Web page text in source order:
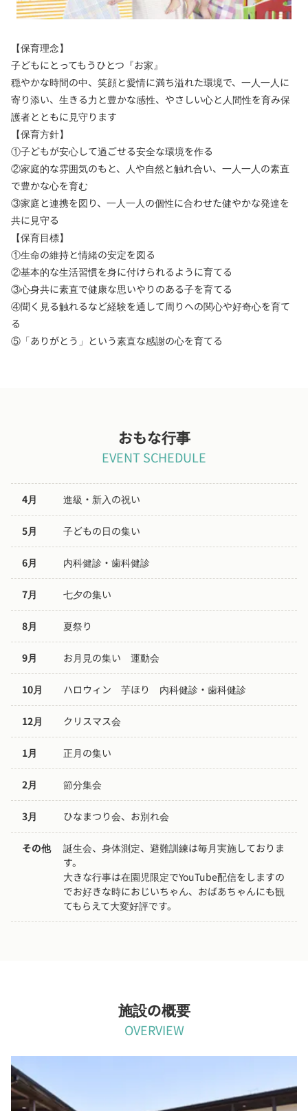
【保育理念】
子どもにとってもうひとつ『お家』
穏やかな時間の中、笑顔と愛情に満ち溢れた環境で、一人一人に
寄り添い、生きる力と豊かな感性、やさしい心と人間性を育み保
護者とともに見守ります
【保育方針】
①子どもが安心して過ごせる安全な環境を作る
②家庭的な雰囲気のもと、人や自然と触れ合い、一人一人の素直
で豊かな心を育む
③家庭と連携を図り、一人一人の個性に合わせた健やかな発達を
共に見守る
【保育目標】
①生命の維持と情緒の安定を図る
②基本的な生活習慣を身に付けられるように育てる
③心身共に素直で健康な思いやりのある子を育てる
④聞く見る触れるなど経験を通して周りへの関心や好奇心を育て
る
⑤「ありがとう」という素直な感謝の心を育てる
おもな行事
EVENT SCHEDULE
4月 進級・新入の祝い
5月 子どもの日の集い
6月 内科健診・歯科健診
7月 七夕の集い
8月 夏祭り
9月 お月見の集い　運動会
10月 ハロウィン　芋ほり　内科健診・歯科健診
12月 クリスマス会
1月 正月の集い
2月 節分集会
3月 ひなまつり会、お別れ会
その他
誕生会、身体測定、避難訓練は毎月実施しておりま
す。
大きな行事は在園児限定でYouTube配信をしますの
でお好きな時におじいちゃん、おばあちゃんにも観
てもらえて大変好評です。
施設の概要
OVERVIEW